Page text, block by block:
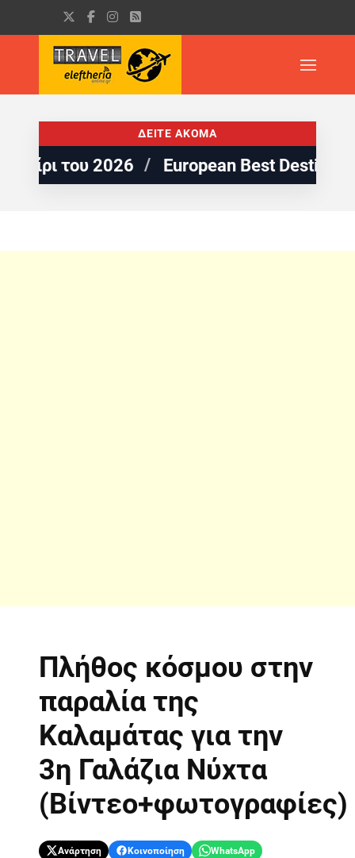
ΔΕΙΤΕ ΑΚΟΜΑ
2026 European Best Destinations: 5
Πλήθος κόσμου στην
παραλία της
Καλαμάτας για την
3η Γαλάζια Νύχτα
(Βίντεο+φωτογραφίες)
Ανάρτηση Κοινοποίηση
WhatsApp